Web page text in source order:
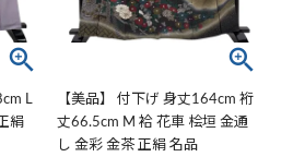
L
絹
【美品】 付下げ 身丈164cm 裄
丈66.5cm M 袷 花車 桧垣 金通
し 金彩 金茶 正絹 名品